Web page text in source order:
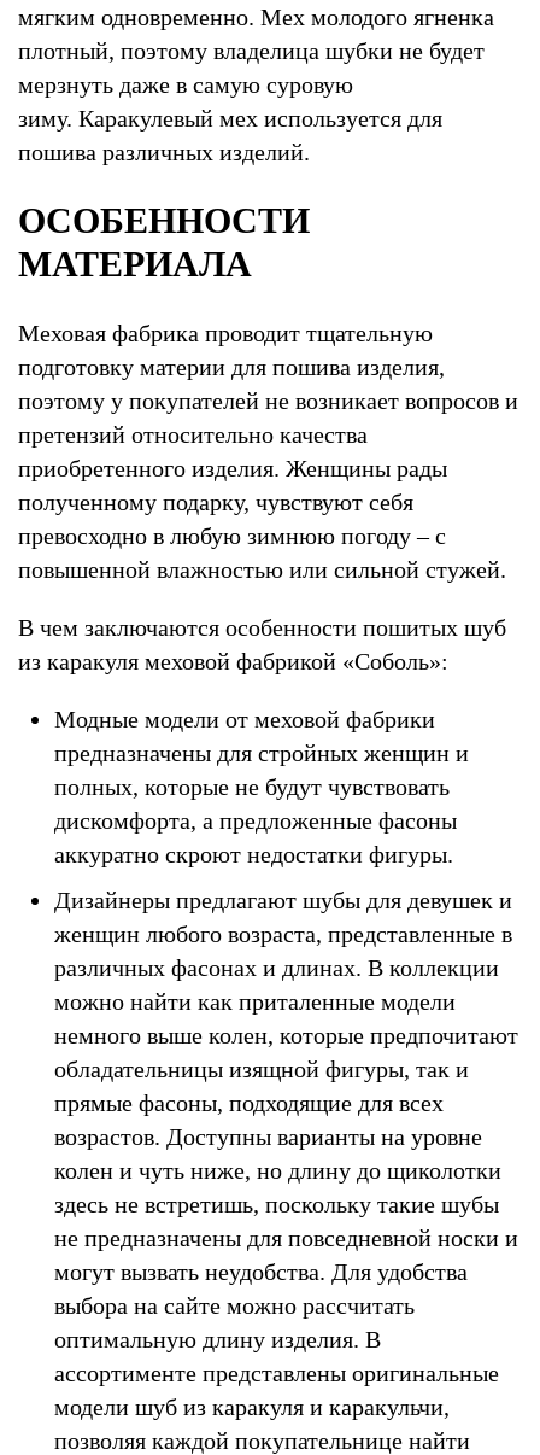
мягким одновременно. Мех молодого ягненка
плотный, поэтому владелица шубки не будет
мерзнуть даже в самую суровую
зиму. Каракулевый мех используется для
пошива различных изделий.
ОСОБЕННОСТИ
МАТЕРИАЛА
Меховая фабрика проводит тщательную
подготовку материи для пошива изделия,
поэтому у покупателей не возникает вопросов и
претензий относительно качества
приобретенного изделия. Женщины рады
полученному подарку, чувствуют себя
превосходно в любую зимнюю погоду – с
повышенной влажностью или сильной стужей.
В чем заключаются особенности пошитых шуб
из каракуля меховой фабрикой «Соболь»:
Модные модели от меховой фабрики
предназначены для стройных женщин и
полных, которые не будут чувствовать
дискомфорта, а предложенные фасоны
аккуратно скроют недостатки фигуры.
Дизайнеры предлагают шубы для девушек и
женщин любого возраста, представленные в
различных фасонах и длинах. В коллекции
можно найти как приталенные модели
немного выше колен, которые предпочитают
обладательницы изящной фигуры, так и
прямые фасоны, подходящие для всех
возрастов. Доступны варианты на уровне
колен и чуть ниже, но длину до щиколотки
здесь не встретишь, поскольку такие шубы
не предназначены для повседневной носки и
могут вызвать неудобства. Для удобства
выбора на сайте можно рассчитать
оптимальную длину изделия. В
ассортименте представлены оригинальные
модели шуб из каракуля и каракульчи,
позволяя каждой покупательнице найти